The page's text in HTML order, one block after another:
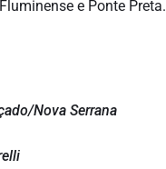
e Ponte Preta.
Nova Serrana